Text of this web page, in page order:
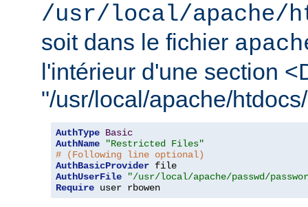
/usr/local/apache/
soit dans le fichier
l'intérieur d'une section
"/usr/local/apache/
AuthType Basic
AuthName
"Restricted Files"
# (Following line optional)
AuthBasicProvider
AuthUserFile
"/usr/local/apache/passwd/
Require user rbowen